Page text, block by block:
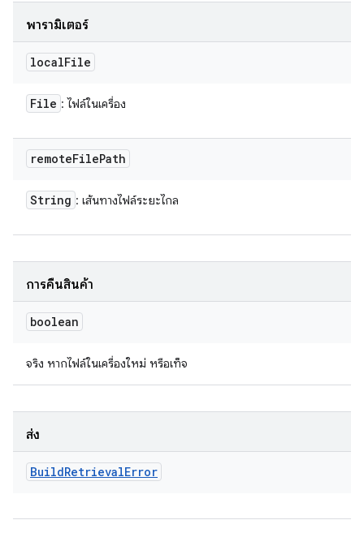
พารามิเตอร์
localFile
File : ไฟล์ในเครื่อง
remoteFilePath
String : เส้นทางไฟล์ระยะไกล
การคืนสินค้า
boolean
จริง หากไฟล์ในเครื่องใหม่ หรือเท็จ
ส่ง
BuildRetrievalError